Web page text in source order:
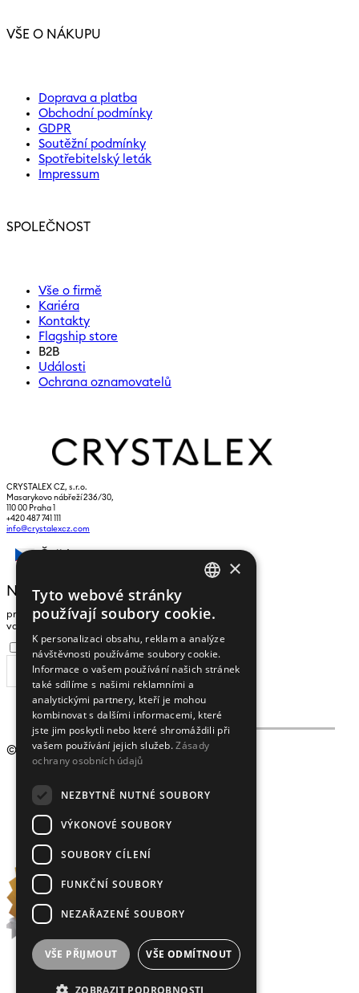
VŠE O NÁKUPU
Doprava a platba
Obchodní podmínky
GDPR
Soutěžní podmínky
Spotřebitelský leták
Impressum
SPOLEČNOST
Vše o firmě
Kariéra
Kontakty
Flagship store
B2B
Události
Ochrana oznamovatelů
CRYSTALEX CZ, s.r.o.
Masarykovo nábřeží 236/30,
110 00 Praha 1
+420 487 741 111
info@crystalexcz.com
NEWSLETTER
pro zasílání zpráv a novinek zadejte prosím
vaši e-mailovou adresu
Souhlasím se zpracováním osobních údajů
ODEBÍRAT
© 2009 - 2026Crystalex CZ, s.r.o.
×
Tyto webové stránky
používají soubory cookie.
K personalizaci obsahu, reklam a analýze
návštěvnosti používáme soubory cookie.
Informace o vašem používání našich stránek
také sdílíme s našimi reklamními a
analytickými partnery, kteří je mohou
kombinovat s dalšími informacemi, které
jste jim poskytli nebo které shromáždili při
vašem používání jejich služeb.Zásady
ochrany osobních údajů
NEZBYTNĚ NUTNÉ SOUBORY
VÝKONOVÉ SOUBORY
SOUBORY CÍLENÍ
FUNKČNÍ SOUBORY
NEZAŘAZENÉ SOUBORY
VŠE PŘIJMOUT VŠE ODMÍTNOUT
ZOBRAZIT PODROBNOSTI